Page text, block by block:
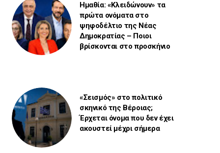
Ημαθία: «Κλειδώνουν» τα
πρώτα ονόματα στο
ψηφοδέλτιο της Νέας
Δημοκρατίας – Ποιοι
βρίσκονται στο προσκήνιο
«Σεισμός» στο πολιτικό
σκηνικό της Βέροιας;
Έρχεται όνομα που δεν έχει
ακουστεί μέχρι σήμερα